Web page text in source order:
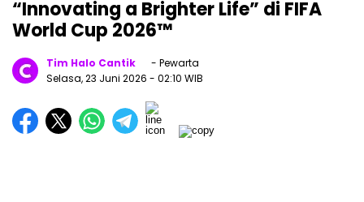
“Innovating a Brighter Life” di FIFA
World Cup 2026™
Tim Halo Cantik
- Pewarta
Selasa, 23 Juni 2026 - 02:10 WIB